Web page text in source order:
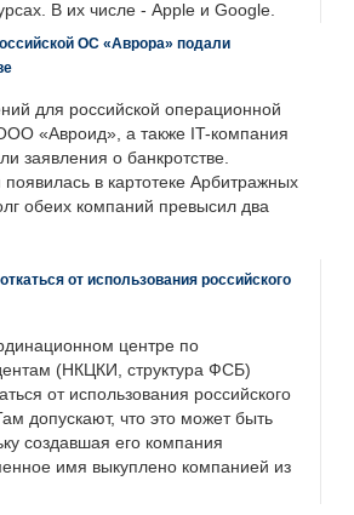
В их числе - Apple и Google.
ОС «Аврора» подали
для российской операционной
«Авроид», а также IT-компания
заявления о банкротстве.
в картотеке Арбитражных
обеих компаний превысил два
от использования российского
центре по
(НКЦКИ, структура ФСБ)
от использования российского
допускают, что это может быть
создавшая его компания
имя выкуплено компанией из